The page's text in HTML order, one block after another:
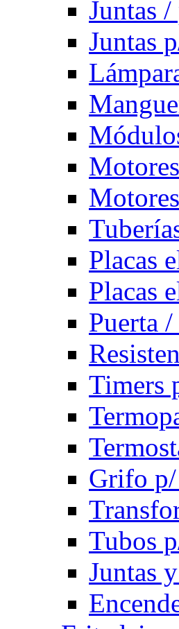
Juntas
Juntas
Placas
Placas
Puerta
Timers
Grifo p/
Tubos
Juntas